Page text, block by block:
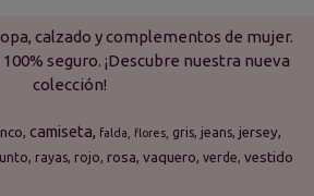
calzado y complementos de mujer.
seguro. ¡Descubre nuestra nueva
colección!
camiseta falda flores gris jeans jersey
rayas rojo rosa vaquero verde vestido